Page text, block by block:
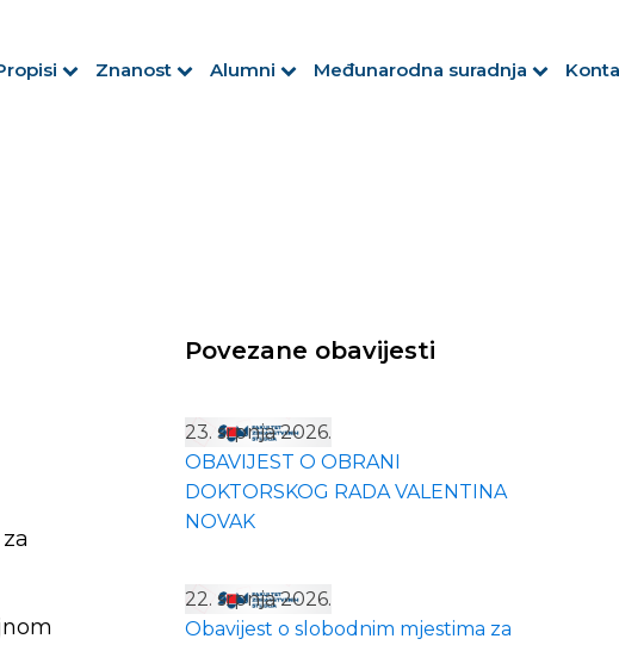
Znanost Alumni Međunarodna suradnja
Povezane obavijesti
23. srpnja 2026.
OBAVIJEST O OBRANI
DOKTORSKOG RADA VALENTINA
NOVAK
22. srpnja 2026.
Obavijest o slobodnim mjestima za